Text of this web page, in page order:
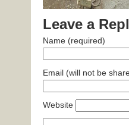
Leave a
Name (required)
Email (will not be
Website